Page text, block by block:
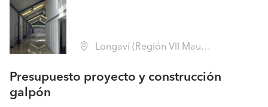
Longaví (Región VII Maule - Linares)
Presupuesto proyecto y construcción
galpón